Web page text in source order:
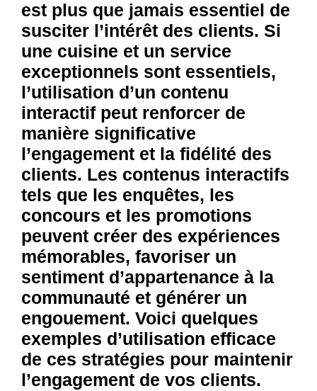
est plus que jamais essentiel de
susciter l’intérêt des clients. Si
une cuisine et un service
exceptionnels sont essentiels,
l’utilisation d’un contenu
interactif peut renforcer de
manière significative
l’engagement et la fidélité des
clients. Les contenus interactifs
tels que les enquêtes, les
concours et les promotions
peuvent créer des expériences
mémorables, favoriser un
sentiment d’appartenance à la
communauté et générer un
engouement. Voici quelques
exemples d’utilisation efficace
de ces stratégies pour maintenir
l’engagement de vos clients.